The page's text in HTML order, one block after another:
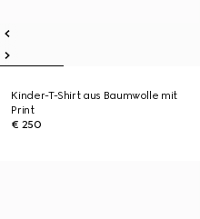
Kinder-T-Shirt aus Baumwolle mit
Print
€ 250